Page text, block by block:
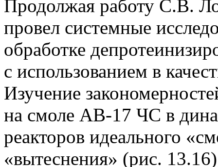
Продолжая работу С.В.
провел системные
обработке
с использованием в
Изучение
на смоле AB-17 ЧС в
реакторов идеального
«вытеснения» (рис.